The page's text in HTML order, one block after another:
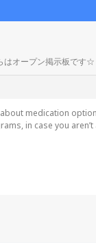
はオープン掲示板です☆
medication
in case you